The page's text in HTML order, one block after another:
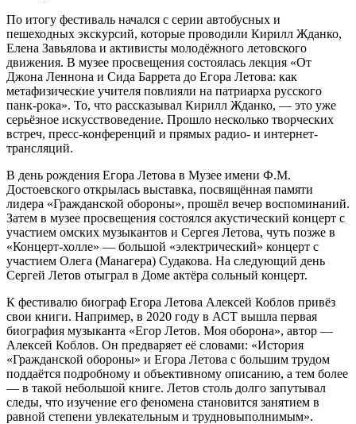
По итогу фестиваль начался с серии автобусных и
пешеходных экскурсий, которые проводили Кирилл Жданко,
Елена Завьялова и активисты молодёжного летовского
движения. В музее просвещения состоялась лекция «От
Джона Леннона и Сида Баррета до Егора Летова: как
метафизические учителя повлияли на патриарха русского
панк-рока». То, что рассказывал Кирилл Жданко, — это уже
серьёзное искусствоведение. Прошло несколько творческих
встреч, пресс-конференций и прямых радио- и интернет-
трансляций.
В день рождения Егора Летова в Музее имени Ф.М.
Достоевского открылась выставка, посвящённая памяти
лидера «Гражданской обороны», прошёл вечер воспоминаний.
Затем в музее просвещения состоялся акустический концерт с
участием омских музыкантов и Сергея Летова, чуть позже в
«Концерт-холле» — большой «электрический» концерт с
участием Олега (Манагера) Судакова. На следующий день
Сергей Летов отыграл в Доме актёра сольный концерт.
К фестивалю биограф Егора Летова Алексей Коблов привёз
свои книги. Например, в 2020 году в АСТ вышла первая
биография музыканта «Егор Летов. Моя оборона», автор —
Алексей Коблов. Он предваряет её словами: «История
«Гражданской обороны» и Егора Летова с большим трудом
поддаётся подробному и объективному описанию, а тем более
— в такой небольшой книге. Летов столь долго запутывал
следы, что изучение его феномена становится занятием в
равной степени увлекательным и трудновыполнимым».